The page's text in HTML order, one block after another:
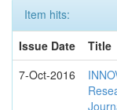
Item hits:
Issue Date
Title
7-Oct-2016